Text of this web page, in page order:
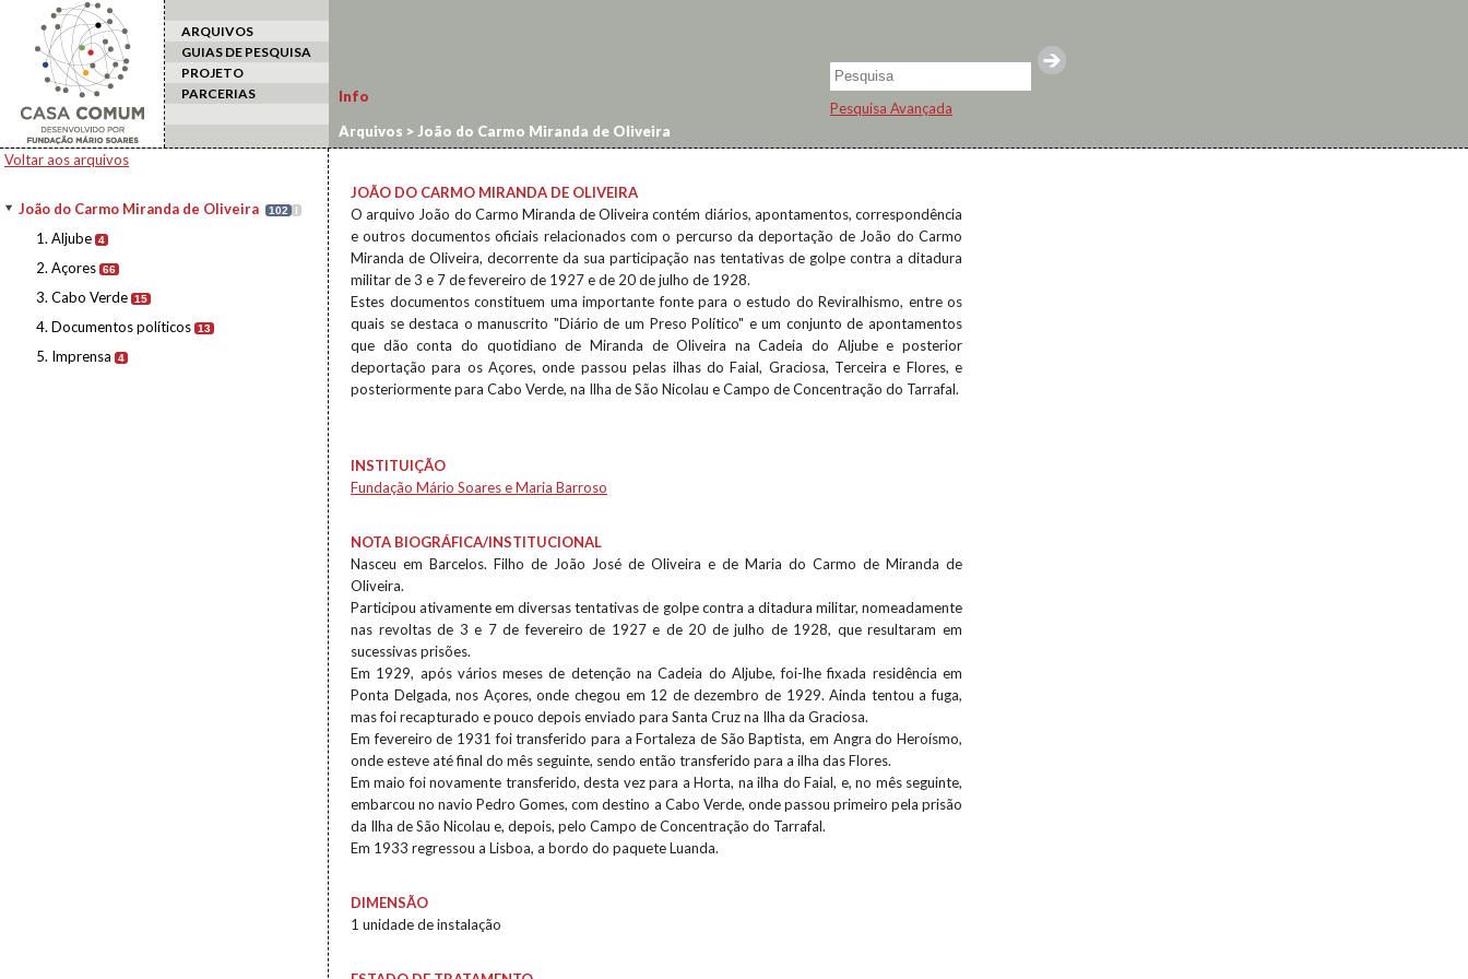
ARQUIVOS
GUIAS DE PESQUISA
PROJETO
PARCERIAS
Pesquisa Avançada
Voltar aos arquivos
João do Carmo Miranda de Oliveira 102 I
1. Aljube 4
2. Açores 66
3. Cabo Verde 15
4. Documentos políticos 13
5. Imprensa 4
Info
Arquivos > João do Carmo Miranda de Oliveira
JOÃO DO CARMO MIRANDA DE OLIVEIRA
O arquivo João do Carmo Miranda de Oliveira contém diários, apontamentos, correspondência
e outros documentos oficiais relacionados com o percurso da deportação de João do Carmo
Miranda de Oliveira, decorrente da sua participação nas tentativas de golpe contra a ditadura
militar de 3 e 7 de fevereiro de 1927 e de 20 de julho de 1928.
Estes documentos constituem uma importante fonte para o estudo do Reviralhismo, entre os
quais se destaca o manuscrito "Diário de um Preso Político" e um conjunto de apontamentos
que dão conta do quotidiano de Miranda de Oliveira na Cadeia do Aljube e posterior
deportação para os Açores, onde passou pelas ilhas do Faial, Graciosa, Terceira e Flores, e
posteriormente para Cabo Verde, na Ilha de São Nicolau e Campo de Concentração do Tarrafal.
INSTITUIÇÃO
Fundação Mário Soares e Maria Barroso
NOTA BIOGRÁFICA/INSTITUCIONAL
Nasceu em Barcelos. Filho de João José de Oliveira e de Maria do Carmo de Miranda de
Oliveira.
Participou ativamente em diversas tentativas de golpe contra a ditadura militar, nomeadamente
nas revoltas de 3 e 7 de fevereiro de 1927 e de 20 de julho de 1928, que resultaram em
sucessivas prisões.
Em 1929, após vários meses de detenção na Cadeia do Aljube, foi-lhe fixada residência em
Ponta Delgada, nos Açores, onde chegou em 12 de dezembro de 1929. Ainda tentou a fuga,
mas foi recapturado e pouco depois enviado para Santa Cruz na Ilha da Graciosa.
Em fevereiro de 1931 foi transferido para a Fortaleza de São Baptista, em Angra do Heroísmo,
onde esteve até final do mês seguinte, sendo então transferido para a ilha das Flores.
Em maio foi novamente transferido, desta vez para a Horta, na ilha do Faial, e, no mês seguinte,
embarcou no navio Pedro Gomes, com destino a Cabo Verde, onde passou primeiro pela prisão
da Ilha de São Nicolau e, depois, pelo Campo de Concentração do Tarrafal.
Em 1933 regressou a Lisboa, a bordo do paquete Luanda.
DIMENSÃO
1 unidade de instalação